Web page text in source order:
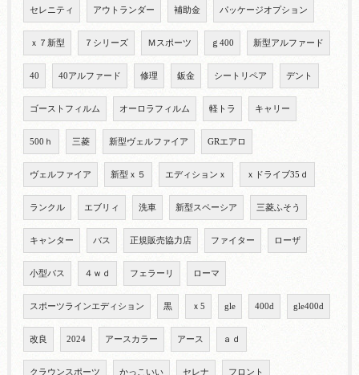
セレニティ アウトランダー 補助金 パッケージオプション
ｘ７新型 ７シリーズ Ｍスポーツ ｇ400 新型アルファード
40 40アルファード 修理 鈑金 シートリペア デント
ゴーストフィルム オーロラフィルム 軽トラ キャリー
500ｈ 三菱 新型ヴェルファイア GRエアロ
ヴェルファイア 新型ｘ５ エディションｘ ｘドライブ35ｄ
ランクル エブリィ 洗車 新型スペーシア 三菱ふそう
キャンター バス 正規販売協力店 ファイター ローザ
小型バス ４ｗｄ フェラーリ ローマ
スポーツラインエディション 黒 ｘ5 gle 400d gle400d
改良 2024 アースカラー アース ａｄ
クラウンスポーツ かっこいい セレナ フロント